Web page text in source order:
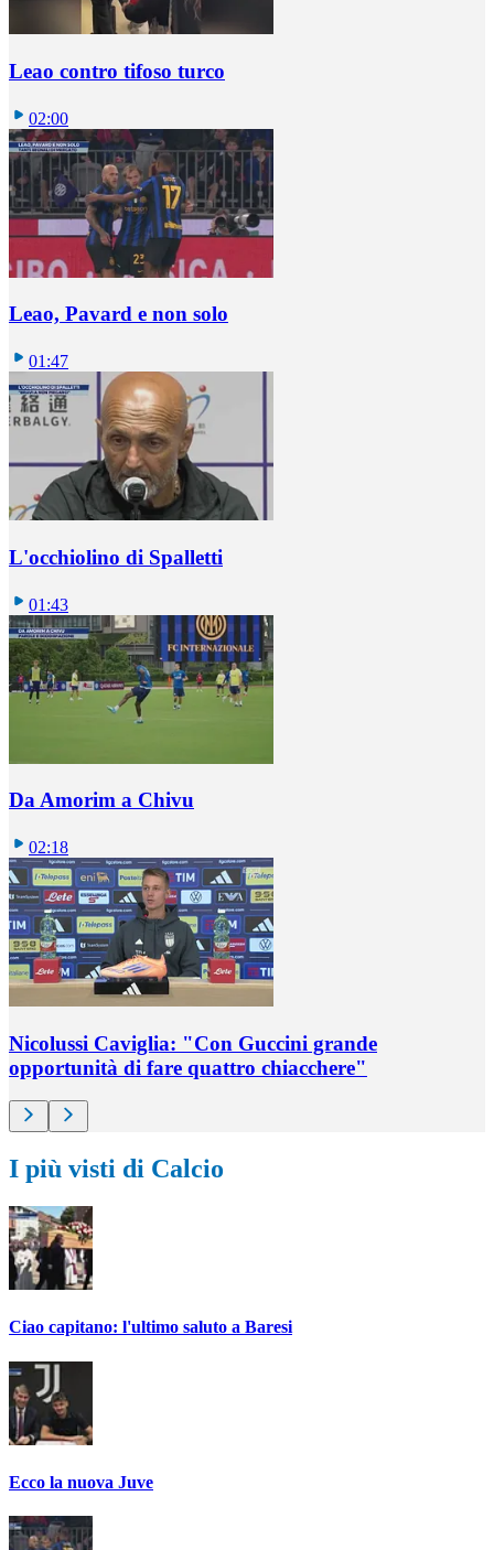
Leao contro tifoso turco
02:00
Leao, Pavard e non solo
01:47
L'occhiolino di Spalletti
01:43
Da Amorim a Chivu
02:18
Nicolussi Caviglia: "Con Guccini grande
opportunità di fare quattro chiacchere"
I più visti di Calcio
Ciao capitano: l'ultimo saluto a Baresi
Ecco la nuova Juve